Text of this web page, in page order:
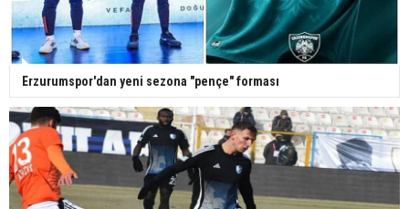
Erzurumspor'dan yeni sezona "pençe" forması